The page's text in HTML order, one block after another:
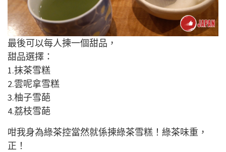
最後可以每人揀一個甜品，
甜品選擇：
1.抹茶雪糕
2.雲呢拿雪糕
3.柚子雪葩
4.荔枝雪葩
咁我身為綠茶控當然就係揀綠茶雪糕！綠茶味重，
正！